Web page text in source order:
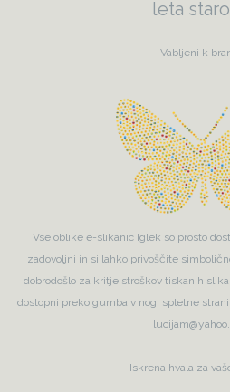
leta
Vabljeni k
Vse oblike e-slikanic Iglek so prosto
zadovoljni in si lahko privoščite
dobrodošlo za kritje stroškov tiskanih
dostopni preko gumba v nogi spletne
Iskrena hvala za